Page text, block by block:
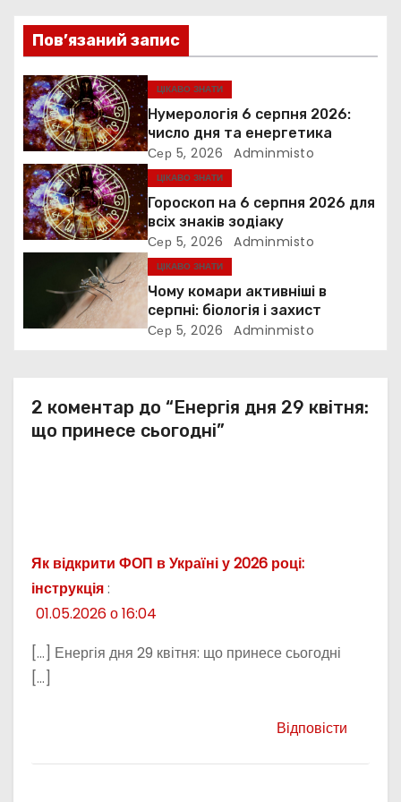
ц
і
я
з
а
п
и
і
Пов’язаний запис
ЦІКАВО ЗНАТИ
Нумерологія 6 серпня 2026:
число дня та енергетика
Сер 5, 2026 Adminmisto
ЦІКАВО ЗНАТИ
Гороскоп на 6 серпня 2026 для
всіх знаків зодіаку
Сер 5, 2026 Adminmisto
ЦІКАВО ЗНАТИ
Чому комари активніші в
серпні: біологія і захист
Сер 5, 2026 Adminmisto
2 коментар до “Енергія дня 29 квітня:
що принесе сьогодні”
Як відкрити ФОП в Україні у 2026 році:
інструкція:
01.05.2026 о 16:04
[…] Енергія дня 29 квітня: що принесе сьогодні
[…]
Відповісти